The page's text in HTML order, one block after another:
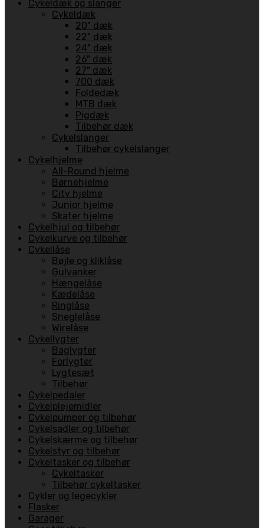
Cykeldæk og slanger
Cykeldæk
20" dæk
22" dæk
24" dæk
26" dæk
27" dæk
700 dæk
Foldedæk
MTB dæk
Pigdæk
Tilbehør dæk
Cykelslanger
Tilbehør cykelslanger
Cykelhjelme
All-Round hjelme
Børnehjelme
City hjelme
Junior hjelme
Skater hjelme
Cykelhjul og tilbehør
Cykelkurve og tilbehør
Cykellåse
Bøjle og kliklåse
Gulvanker
Hængelåse
Kædelåse
Ringlåse
Sneglelåse
Wirelåse
Cykellygter
Baglygter
Forlygter
Lygtesæt
Tilbehør
Cykelpedaler
Cykelplejemidler
Cykelpumper og tilbehør
Cykelsadler og tilbehør
Cykelskærme og tilbehør
Cykelstyr og tilbehør
Cykeltasker og tilbehør
Cykeltasker
Tilbehør cykeltasker
Cykler og legecykler
Flasker
Garager